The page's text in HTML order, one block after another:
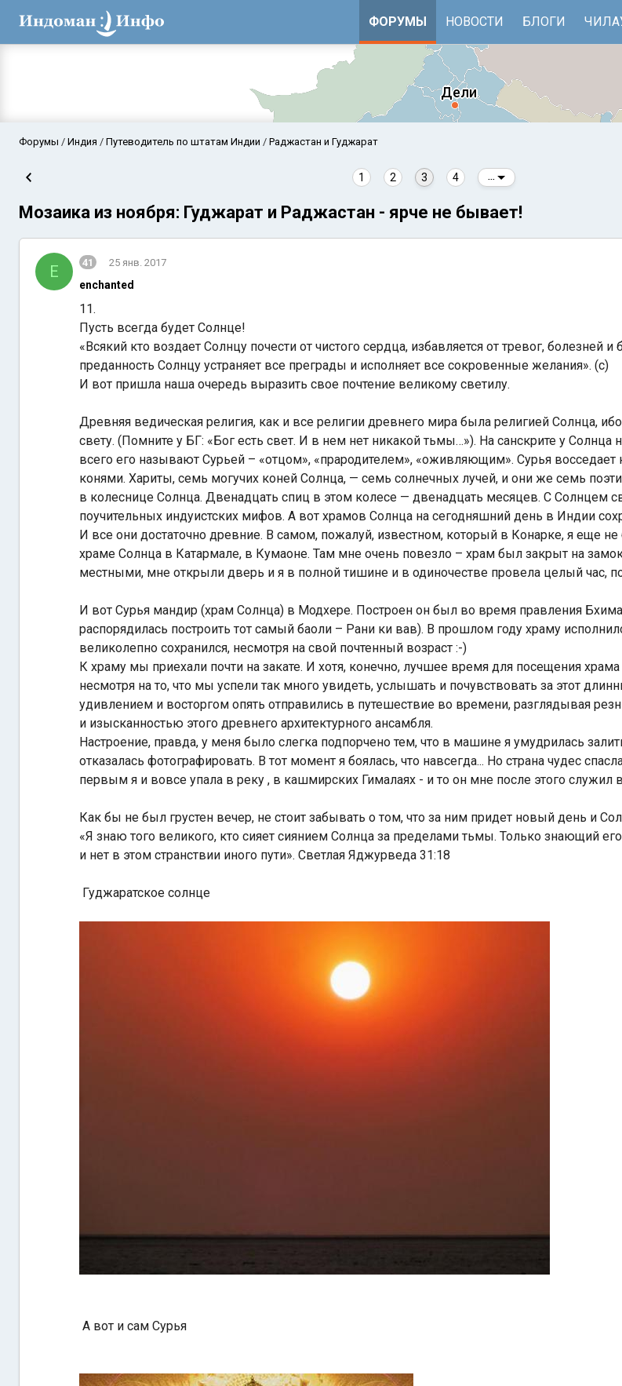
ФОРУМЫ НОВОСТИ БЛОГИ
Индийский океан
Форумы Индия Путеводитель по штатам Индии Раджастан и Гуджарат
1 2 3 4
Мозаика из ноября: Гуджарат и Раджастан - ярче не бывает!
E 41 25 янв. 2017
enchanted
11.
Пусть всегда будет Солнце!
«Всякий кто воздает Солнцу почести от чистого сердца, избавляется от тревог, болезней
преданность Солнцу устраняет все преграды и исполняет все сокровенные желания». (с)
И вот пришла наша очередь выразить свое почтение великому светилу.
Древняя ведическая религия, как и все религии древнего мира была религией Солнца,
свету. (Помните у БГ: «Бог есть свет. И в нем нет никакой тьмы…»). На санскрите у
всего его называют Сурьей – «отцом», «прародителем», «оживляющим». Сурья
конями. Хариты, семь могучих коней Солнца, — семь солнечных лучей, и они же семь
в колеснице Солнца. Двенадцать спиц в этом колесе — двенадцать месяцев. C Солнцем
поучительных индуистских мифов. А вот храмов Солнца на сегодняшний день в Индии
И все они достаточно древние. В самом, пожалуй, известном, который в Конарке, я еще
храме Солнца в Катармале, в Кумаоне. Там мне очень повезло – храм был закрыт на
местными, мне открыли дверь и я в полной тишине и в одиночестве провела целый час,
И вот Сурья мандир (храм Солнца) в Модхере. Построен он был во время правления
распорядилась построить тот самый баоли – Рани ки вав). В прошлом году храму
великолепно сохранился, несмотря на свой почтенный возраст :-)
К храму мы приехали почти на закате. И хотя, конечно, лучшее время для посещения храма
несмотря на то, что мы успели так много увидеть, услышать и почувствовать за этот
удивлением и восторгом опять отправились в путешествие во времени, разглядывая
и изысканностью этого древнего архитектурного ансамбля.
Настроение, правда, у меня было слегка подпорчено тем, что в машине я умудрилась
отказалась фотографировать. В тот момент я боялась, что навсегда... Но страна чудес
первым я и вовсе упала в реку , в кашмирских Гималаях - и то он мне после этого служил
Как бы не был грустен вечер, не стоит забывать о том, что за ним придет новый день и
«Я знаю того великого, кто сияет сиянием Солнца за пределами тьмы. Только знающий
и нет в этом странствии иного пути». Светлая Яджурведа 31:18
Гуджаратское солнце
А вот и сам Сурья